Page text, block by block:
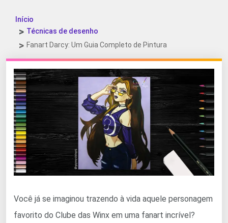
Início
Técnicas de desenho
Fanart Darcy: Um Guia Completo de Pintura
Você já se imaginou trazendo à vida aquele personagem
favorito do Clube das Winx em uma fanart incrível?